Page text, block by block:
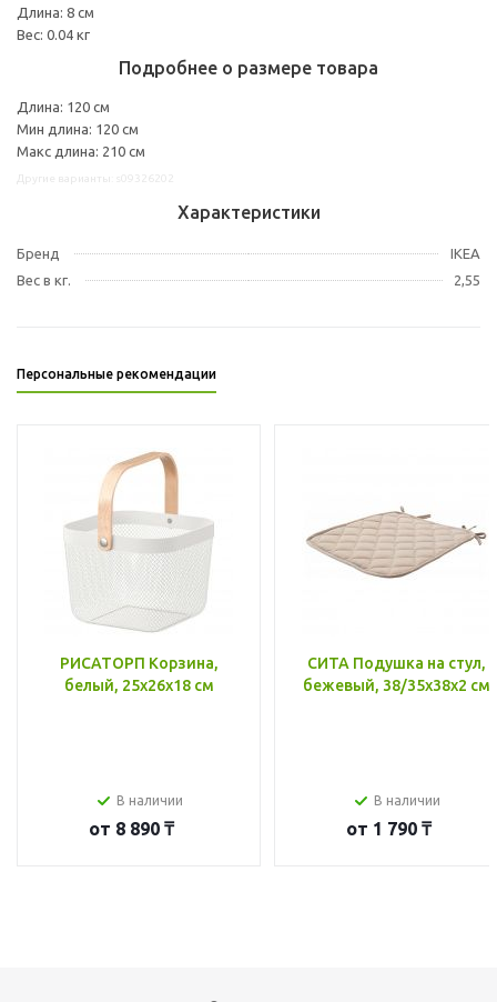
Длина: 8 см
Вес: 0.04 кг
Подробнее о размере товара
Длина: 120 см
Мин длина: 120 см
Макс длина: 210 см
Характеристики
Бренд
IKEA
Вес в кг.
2,55
Персональные рекомендации
РИСАТОРП Корзина,
белый, 25x26x18 см
В наличии
от 8 890 ₸
СИТА Подушка на стул,
бежевый, 38/35x38x2 см
В наличии
от 1 790 ₸